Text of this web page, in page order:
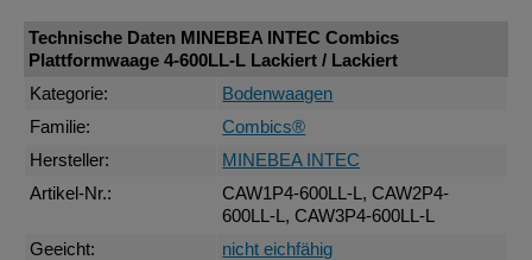
Technische Daten MINEBEA INTEC Combics
Plattformwaage 4-600LL-L Lackiert / Lackiert
Kategorie:
Bodenwaagen
Familie:
Combics®
Hersteller:
MINEBEA INTEC
Artikel-Nr.:
CAW1P4-600LL-L, CAW2P4-
600LL-L, CAW3P4-600LL-L
Geeicht:
nicht eichfähig